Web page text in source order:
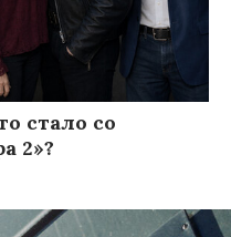
стало со
2»?